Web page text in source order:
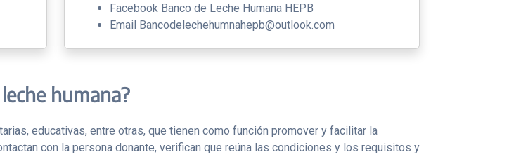
Facebook Banco de Leche Humana HEPB
Email Bancodelechehumnahepb@outlook.com
humana?
educativas, entre otras, que tienen como función promover y facilitar la
con la persona donante, verifican que reúna las condiciones y los requisitos y